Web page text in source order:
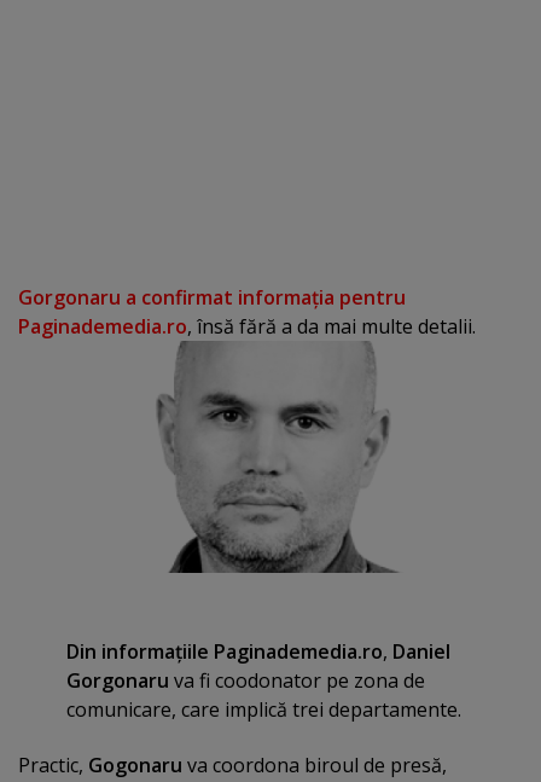
Gorgonaru a confirmat informaţia pentru
Paginademedia.ro, însă fără a da mai multe detalii.
Din informaţiile Paginademedia.ro, Daniel
Gorgonaru va fi coodonator pe zona de
comunicare, care implică trei departamente.
Practic, Gogonaru va coordona biroul de presă,